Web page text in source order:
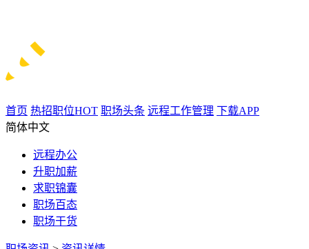
首页 热招职位HOT 职场头条 远程工作管理 下载APP
简体中文
远程办公
升职加薪
求职锦囊
职场百态
职场干货